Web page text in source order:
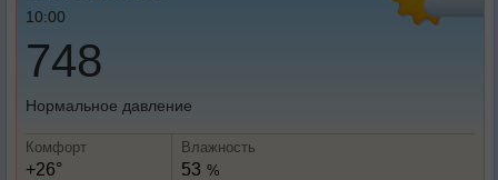
10:00
748
Нормальное давление
Комфорт
+26°
Влажность
53 %